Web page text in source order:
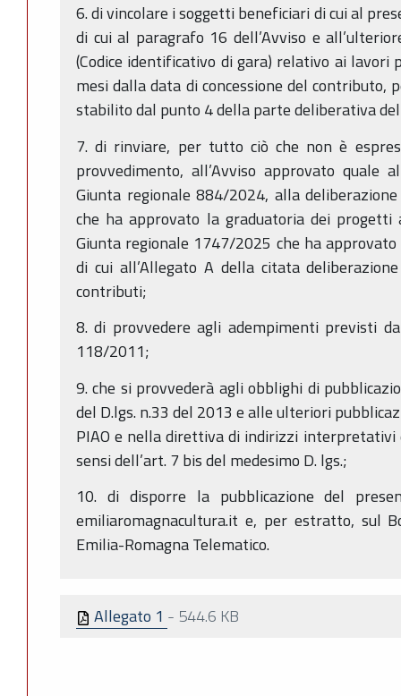
6. di vincolare i soggetti beneficiari di cui al
di cui al paragrafo 16 dell’Avviso e
(Codice identificativo di gara) relativo ai
mesi dalla data di concessione del contributo,
stabilito dal punto 4 della parte deliberativa
7. di rinviare, per tutto ciò che non è
provvedimento, all’Avviso approvato quale
Giunta regionale 884/2024, alla
che ha approvato la graduatoria dei progetti
Giunta regionale 1747/2025 che ha
di cui all’Allegato A della citata
contributi;
8. di provvedere agli adempimenti previsti
118/2011;
9. che si provvederà agli obblighi di
del D.lgs. n.33 del 2013 e alle ulteriori
PIAO e nella direttiva di indirizzi interpretativi
sensi dell’art. 7 bis del medesimo D. lgs.;
10. di disporre la pubblicazione del
emiliaromagnacultura.it e, per estratto, sul
Emilia-Romagna Telematico.
Allegato 1 - 544.6 KB